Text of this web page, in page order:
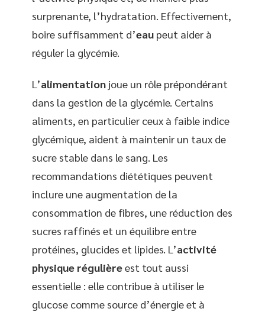
surprenante, l’hydratation. Effectivement,
boire suffisamment d’eau peut aider à
réguler la glycémie.
L’alimentation joue un rôle prépondérant
dans la gestion de la glycémie. Certains
aliments, en particulier ceux à faible indice
glycémique, aident à maintenir un taux de
sucre stable dans le sang. Les
recommandations diététiques peuvent
inclure une augmentation de la
consommation de fibres, une réduction des
sucres raffinés et un équilibre entre
protéines, glucides et lipides. L’activité
physique régulièreest tout aussi
essentielle : elle contribue à utiliser le
glucose comme source d’énergie et à